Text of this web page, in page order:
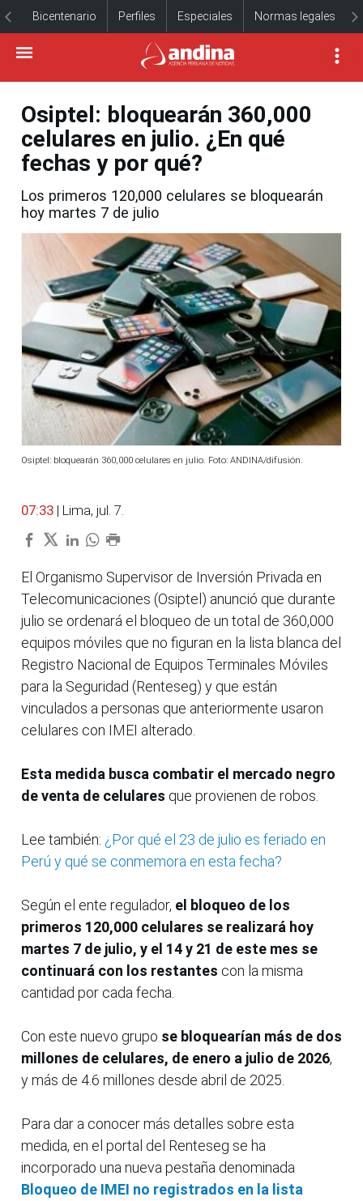
Bicentenario Perfiles Especiales Normas legales
Osiptel: bloquearán 360,000
celulares en julio. ¿En qué
fechas y por qué?
Los primeros 120,000 celulares se bloquearán
hoy martes 7 de julio
Osiptel: bloquearán 360,000 celulares en julio. Foto: ANDINA/difusión.
07:33 | Lima, jul. 7.
El Organismo Supervisor de Inversión Privada en
Telecomunicaciones (Osiptel) anunció que durante
julio se ordenará el bloqueo de un total de 360,000
equipos móviles que no figuran en la lista blanca del
Registro Nacional de Equipos Terminales Móviles
para la Seguridad (Renteseg) y que están
vinculados a personas que anteriormente usaron
celulares con IMEI alterado.
Esta medida busca combatir el mercado negro
de venta de celulares que provienen de robos.
Lee también: ¿Por qué el 23 de julio es feriado en
Perú y qué se conmemora en esta fecha?
Según el ente regulador, el bloqueo de los
primeros 120,000 celulares se realizará hoy
martes 7 de julio, y el 14 y 21 de este mes se
continuará con los restantes con la misma
cantidad por cada fecha.
Con este nuevo grupo se bloquearían más de dos
millones de celulares, de enero a julio de 2026,
y más de 4.6 millones desde abril de 2025.
Para dar a conocer más detalles sobre esta
medida, en el portal del Renteseg se ha
incorporado una nueva pestaña denominada
Bloqueo de IMEI no registrados en la lista